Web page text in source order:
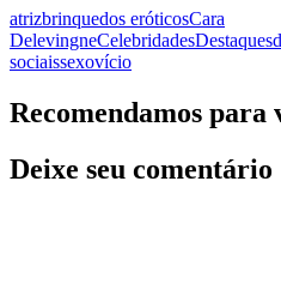
atrizbrinquedos eróticosCara
DelevingneCelebridadesDestaques
sociaissexovício
Recomendamos para
Deixe seu comentário